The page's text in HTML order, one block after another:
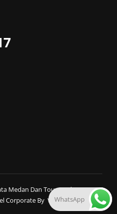
Medan Dan Tour Medan Danau
Corporate By WEN Themes
WhatsApp